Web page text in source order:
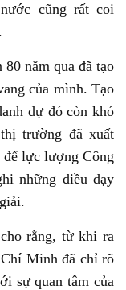
cũng rất coi
năm qua đã tạo
của mình. Tạo
dự đó còn khó
trường đã xuất
lực lượng Công
những điều dạy
rằng, từ khi ra
Minh đã chỉ rõ
sự quan tâm của